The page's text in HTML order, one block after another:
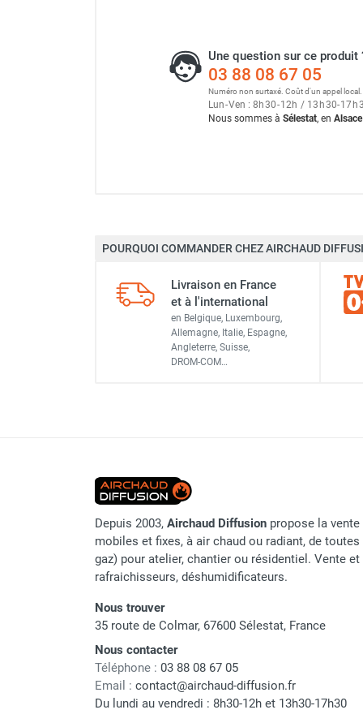
Chauffage d'atelier granulés / bois /
Chaudière fixe à eau
Aérotherme fixe mural
Chauffage mobile électrique, fioul et
Chauffage mobile électrique
Chauffage électrique soufflant
Chauffage haute température pour
étuvage industriel ou destruction
punaises de lit
Chauffage fioul soufflant avec
cheminée à raccorder sur citerne
Chauffage fioul soufflant sans
cheminée à combustion directe
Chauffage fioul
infrarouge/rayonnant
Chauffage mobile au gaz propane /
butane
Chauffage mobile au gaz à
combustion directe
Chauffage mobile au gaz à
combustion indirecte
Une question sur ce produit
03 88 08 67 05
Numéro non surtaxé. Coût d'un appel local.
Lun-Ven : 8h30-12h / 13h30-17h
Nous sommes à Sélestat, en Alsace
Tension
Puissance
Hauteur de relevage max
Clapet
Poids
Débit
Marque
Référence fournisseur
Origine
POURQUOI COMMANDER CHEZ AIRCHAUD
Livraison en France
et à l'international
en Belgique, Luxembourg,
Allemagne, Italie, Espagne,
Angleterre, Suisse,
DROM-COM…
Depuis 2003, Airchaud Diffusion propose la
mobiles et fixes, à air chaud ou radiant, de
gaz) pour atelier, chantier ou résidentiel. Vente
rafraichisseurs, déshumidificateurs.
Nous trouver
35 route de Colmar, 67600 Sélestat, France
Nous contacter
Téléphone : 03 88 08 67 05
Email : contact@airchaud-diffusion.fr
Du lundi au vendredi : 8h30-12h et 13h30-17h30